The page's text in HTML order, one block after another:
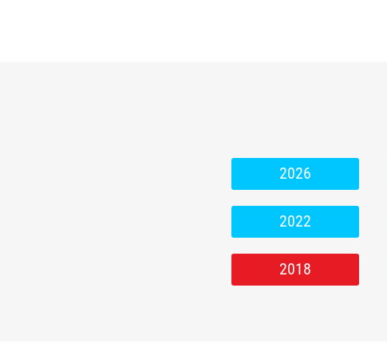
2026
2022
2018